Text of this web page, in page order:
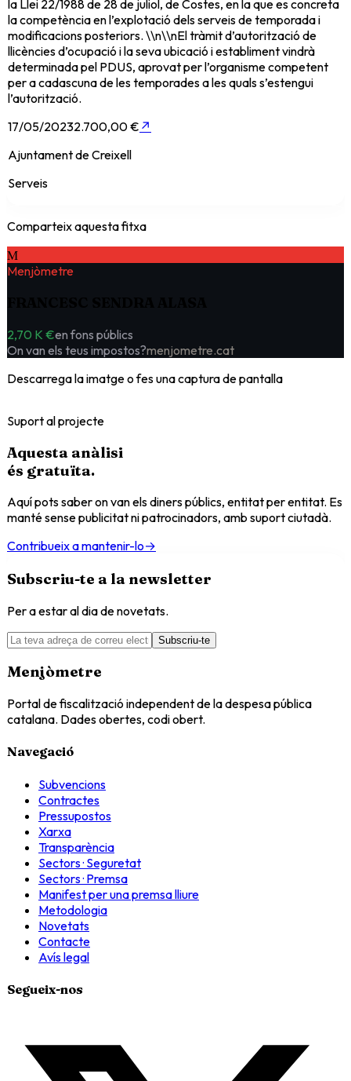
la Llei 22/1988 de 28 de juliol, de Costes, en la que es concreta
la competència en l’explotació dels serveis de temporada i
modificacions posteriors. \\n\\nEl tràmit d’autorització de
llicències d’ocupació i la seva ubicació i establiment vindrà
determinada pel PDUS, aprovat per l’organisme competent
per a cadascuna de les temporades a les quals s’estengui
l’autorització.
17/05/20232.700,00 € ↗
Ajuntament de Creixell
Serveis
Comparteix aquesta fitxa
M
Menjòmetre
2,70 K €en fons públics
On van els teus impostos?menjometre.cat
Descarrega la imatge o fes una captura de pantalla
Suport al projecte
Aquesta anàlisi
és gratuïta.
Aquí pots saber on van els diners públics, entitat per entitat. Es
manté sense publicitat ni patrocinadors, amb suport ciutadà.
Contribueix a mantenir-lo→
Subscriu-te a la newsletter
Per a estar al dia de novetats.
Subscriu-te
Menjòmetre
Portal de fiscalització independent de la despesa pública
catalana. Dades obertes, codi obert.
Navegació
Subvencions
Contractes
Pressupostos
Xarxa
Transparència
Sectors · Seguretat
Sectors · Premsa
Manifest per una premsa lliure
Metodologia
Novetats
Contacte
Avís legal
Segueix-nos